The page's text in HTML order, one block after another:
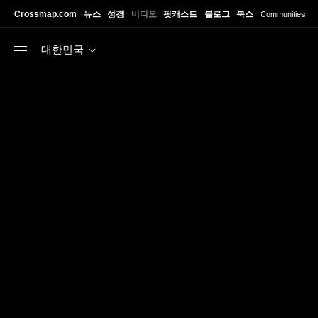
Crossmap.com 뉴스 성경 비디오 팟캐스트 블로그 북스 Communities
대한민국